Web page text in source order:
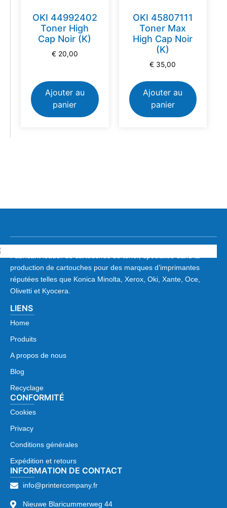
OKI 44992402
Toner High
Cap Noir (K)
€ 20,00
Ajouter au
panier
OKI 45807111
Toner Max
High Cap Noir
(K)
€ 35,00
Ajouter au
panier
production de cartouches pour des marques d’imprimantes
réputées telles que Konica Minolta, Xerox, Oki, Xante, Oce,
Olivetti et Kyocera.
LIENS
Home
Produits
A propos de nous
Blog
Recyclage
CONFORMITÉ
Cookies
Privacy
Conditions générales
Expédition et retours
INFORMATION DE CONTACT
info@printercompany.fr
Nieuwe Blaricummerweg 44